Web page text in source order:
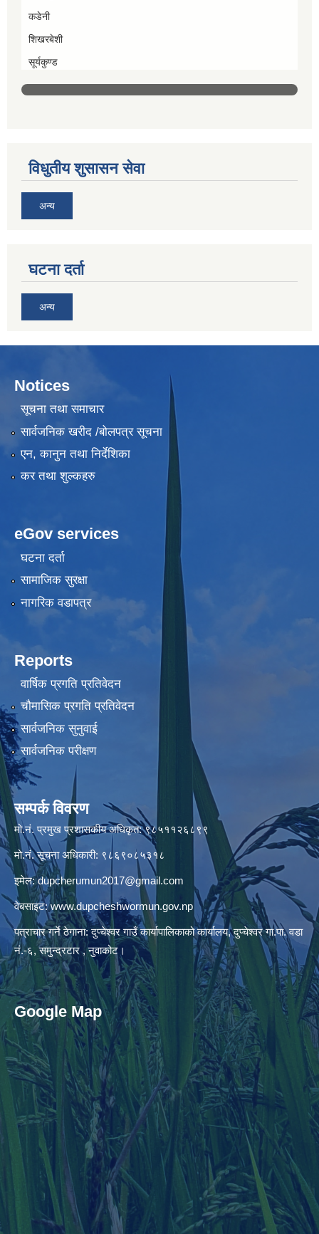
कडेनी
शिखरबेशी
सूर्यकुण्ड
विधुतीय शुसासन सेवा
अन्य
घटना दर्ता
अन्य
Notices
सूचना तथा समाचार
सार्वजनिक खरीद /बोलपत्र सूचना
एन, कानुन तथा निर्देशिका
कर तथा शुल्कहरु
eGov services
घटना दर्ता
सामाजिक सुरक्षा
नागरिक वडापत्र
Reports
वार्षिक प्रगति प्रतिवेदन
चौमासिक प्रगति प्रतिवेदन
सार्वजनिक सुनुवाई
सार्वजनिक परीक्षण
सम्पर्क विवरण
मो.नं. प्रमुख प्रशासकीय अधिकृत: ९८५११२६८९९
मो.नं. सूचना अधिकारी: ९८६९०८५३१८
इमेल:dupcherumun2017@gmail.com
वेबसाइट:www.dupcheshwormun.gov.np
पत्राचार गर्ने ठेगाना: दुप्चेश्वर गाउँ कार्यापालिकाको कार्यालय, दुप्चेश्वर गा.पा. वडा
नं.-६, समुन्द्रटार , नुवाकोट।
Google Map